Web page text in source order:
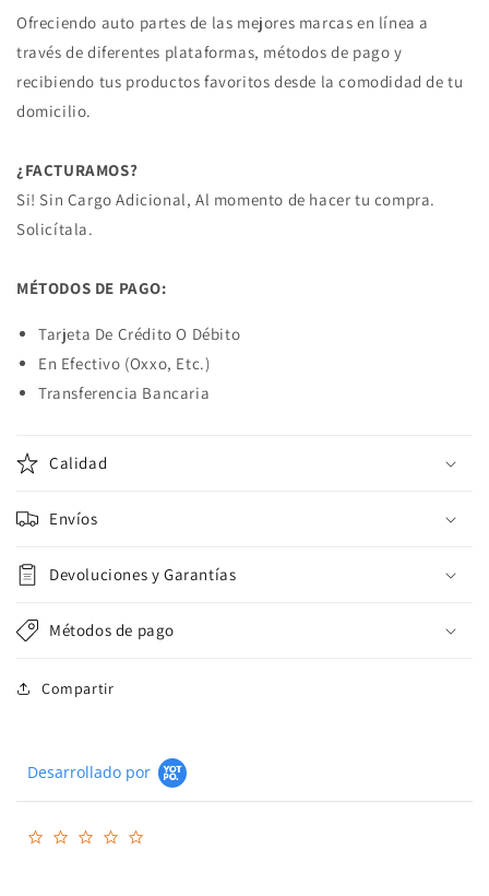
Ofreciendo auto partes de las mejores marcas en línea a
través de diferentes plataformas, métodos de pago y
recibiendo tus productos favoritos desde la comodidad de tu
domicilio.
¿FACTURAMOS?
Si! Sin Cargo Adicional, Al momento de hacer tu compra.
Solicítala.
MÉTODOS DE PAGO:
Tarjeta De Crédito O Débito
En Efectivo (Oxxo, Etc.)
Transferencia Bancaria
Calidad
Envíos
Devoluciones y Garantías
Métodos de pago
Compartir
Desarrollado por